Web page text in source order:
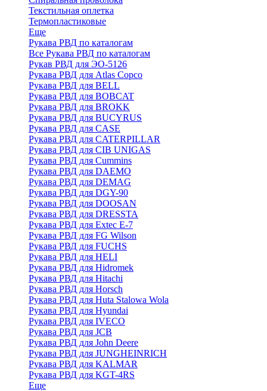
Текстильная оплетка
Термопластиковые
Еще
Рукава РВД по каталогам
Все Рукава РВД по каталогам
Рукав РВД для ЭО-5126
Рукава РВД для Atlas Copco
Рукава РВД для BELL
Рукава РВД для BOBCAT
Рукава РВД для BROKK
Рукава РВД для BUCYRUS
Рукава РВД для CASE
Рукава РВД для CATERPILLAR
Рукава РВД для CIB UNIGAS
Рукава РВД для Cummins
Рукава РВД для DAEMO
Рукава РВД для DEMAG
Рукава РВД для DGY-90
Рукава РВД для DOOSAN
Рукава РВД для DRESSTA
Рукава РВД для Extec E-7
Рукава РВД для FG Wilson
Рукава РВД для FUCHS
Рукава РВД для HELI
Рукава РВД для Hidromek
Рукава РВД для Hitachi
Рукава РВД для Horsch
Рукава РВД для Huta Stalowa Wola
Рукава РВД для Hyundai
Рукава РВД для IVECO
Рукава РВД для JCB
Рукава РВД для John Deere
Рукава РВД для JUNGHEINRICH
Рукава РВД для KALMAR
Рукава РВД для KGT-4RS
Еще